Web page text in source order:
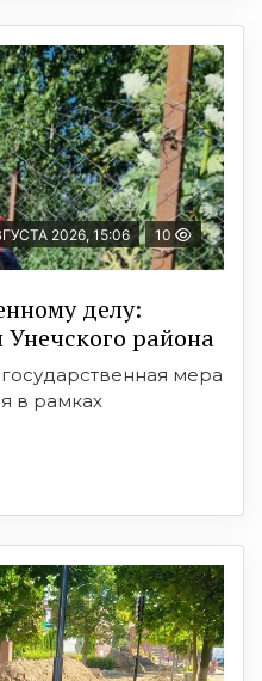
2026, 15:06 10
делу:
района
мера
в рамках